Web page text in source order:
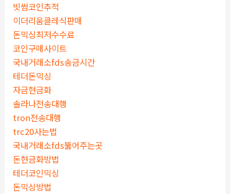
빗썸코인추적
이더리움클레식판매
돈믹싱최저수수료
코인구매사이트
국내거래소fds송금시간
테더돈믹싱
자금현금화
솔라나전송대행
tron전송대행
trc20사는법
국내거래소fds뚫어주는곳
돈현금화방법
테더코인믹싱
돈믹싱방법